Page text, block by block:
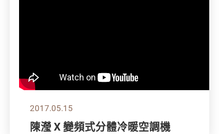
2017.05.15
陳瀅 X 變頻式分體冷暖空調機